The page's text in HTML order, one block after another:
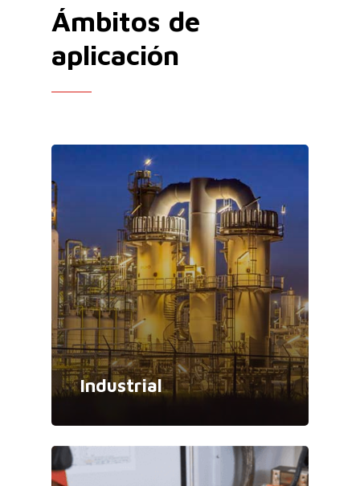
Ámbitos de
aplicación
Industrial